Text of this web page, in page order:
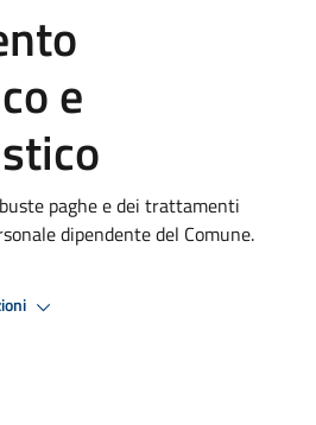
e
paghe e dei trattamenti
dipendente del Comune.